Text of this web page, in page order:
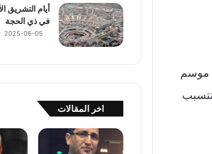
موسم
تتسبب
أيام التشريق
في ذي الحجة
2025-06-05
اخر المقالات